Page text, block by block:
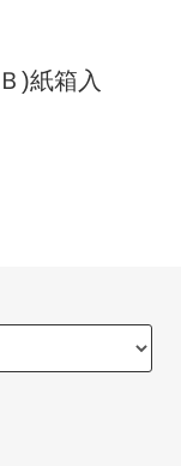
)紙箱入